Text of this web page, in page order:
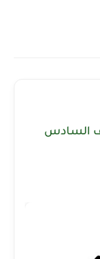
السادس